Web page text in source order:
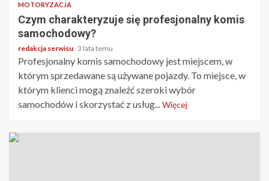
MOTORYZACJA
Czym charakteryzuje się profesjonalny komis
samochodowy?
redakcja serwisu 3 lata temu
Profesjonalny komis samochodowy jest miejscem, w
którym sprzedawane są używane pojazdy. To miejsce, w
którym klienci mogą znaleźć szeroki wybór
samochodów i skorzystać z usług...Więcej